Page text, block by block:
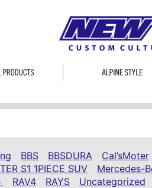
BBS BBSDURA Cal’sMoter
S1 1PIECE SUV Mercedes-
RAV4 RAYS Uncategorized